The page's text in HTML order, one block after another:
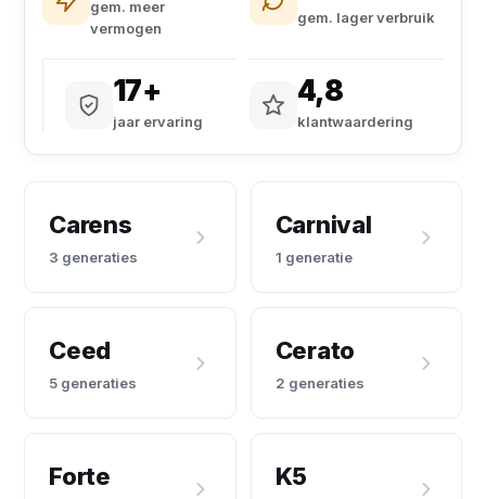
gem. meer
vermogen
gem. lager verbruik
17+
jaar ervaring
4,8
klantwaardering
Carens
3 generaties
Carnival
1 generatie
Ceed
5 generaties
Cerato
2 generaties
Forte K5